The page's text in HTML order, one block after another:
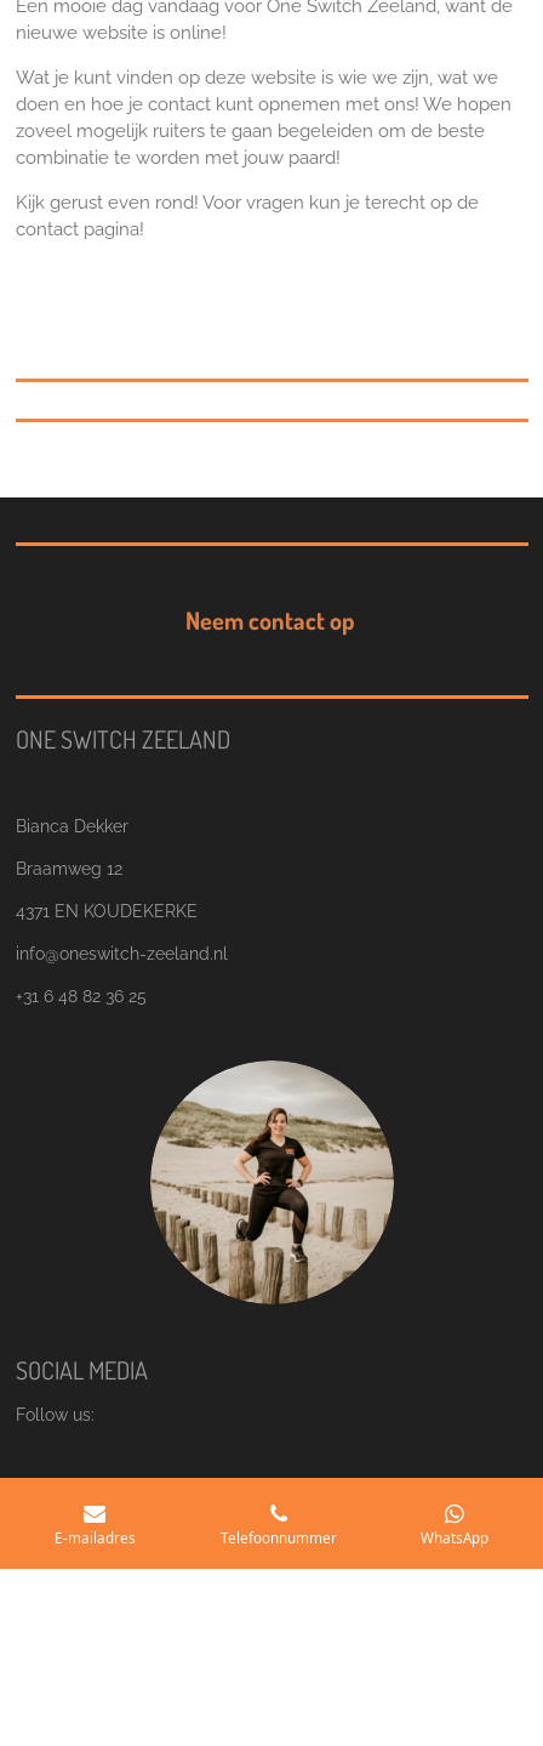
Een mooie dag vandaag voor One Switch Zeeland, want de
nieuwe website is online!
Wat je kunt vinden op deze website is wie we zijn, wat we
doen en hoe je contact kunt opnemen met ons! We hopen
zoveel mogelijk ruiters te gaan begeleiden om de beste
combinatie te worden met jouw paard!
Kijk gerust even rond! Voor vragen kun je terecht op de
contact pagina!
Neem contact op
ONE SWITCH ZEELAND
Bianca Dekker
Braamweg 12
4371 EN KOUDEKERKE
info@oneswitch-zeeland.nl
+31 6 48 82 36 25
SOCIAL MEDIA
Follow us:
Instagram
Facebook
E-mailadres Telefoonnummer WhatsApp